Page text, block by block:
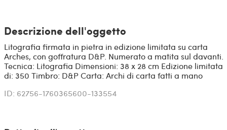
Descrizione dell'oggetto
Litografia firmata in pietra in edizione limitata su carta
Arches, con goffratura D&P. Numerato a matita sul davanti.
Tecnica: Litografia Dimensioni: 38 x 28 cm Edizione limitata
di: 350 Timbro: D&P Carta: Archi di carta fatti a mano
ID: 62756-1760365600-133554